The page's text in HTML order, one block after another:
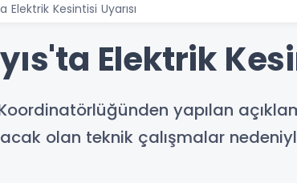
Elektrik Kesintisi Uyarısı
Elektrik
Koordinatörlüğünden yapılan
olan teknik çalışmalar